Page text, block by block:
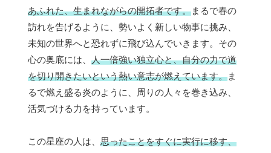
あふれた、生まれながらの開拓者です。まるで春の
訪れを告げるように、勢いよく新しい物事に挑み、
未知の世界へと恐れずに飛び込んでいきます。その
心の奥底には、 人一倍強い独立心と、自分の力で道
を切り開きたいという熱い意志が燃えています。ま
るで燃え盛る炎のように、周りの人々を巻き込み、
活気づける力を持っています。
この星座の人は、 思ったことをすぐに実行に移す、